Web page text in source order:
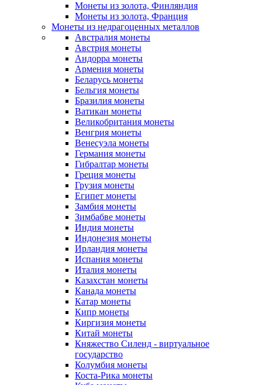
Монеты из золота, Финляндия
Монеты из золота, Франция
Монеты из недрагоценных металлов
Австралия монеты
Австрия монеты
Андорра монеты
Армения монеты
Беларусь монеты
Бельгия монеты
Бразилия монеты
Ватикан монеты
Великобритания монеты
Венгрия монеты
Венесуэла монеты
Германия монеты
Гибралтар монеты
Греция монеты
Грузия монеты
Египет монеты
Замбия монеты
Зимбабве монеты
Индия монеты
Индонезия монеты
Ирландия монеты
Испания монеты
Италия монеты
Казахстан монеты
Канада монеты
Катар монеты
Кипр монеты
Киргизия монеты
Китай монеты
Княжество Силенд - виртуальное
государство
Колумбия монеты
Коста-Рика монеты